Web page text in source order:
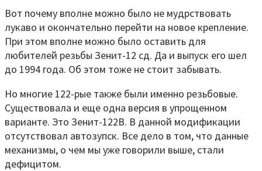
Вот почему вполне можно было не мудрствовать
лукаво и окончательно перейти на новое крепление.
При этом вполне можно было оставить для
любителей резьбы Зенит-12 сд. Да и выпуск его шел
до 1994 года. Об этом тоже не стоит забывать.
Но многие 122-рые также были именно резьбовые.
Существовала и еще одна версия в упрощенном
варианте. Это Зенит-122В. В данной модификации
отсутствовал автозупск. Все дело в том, что данные
механизмы, о чем мы уже говорили выше, стали
дефицитом.